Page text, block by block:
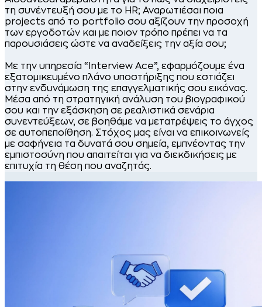
τη συνέντευξή σου με το HR; Αναρωτιέσαι ποια
projects από το portfolio σου αξίζουν την προσοχή
των εργοδοτών και με ποιον τρόπο πρέπει να τα
παρουσιάσεις ώστε να αναδείξεις την αξία σου;
Με την υπηρεσία “Interview Ace”, εφαρμόζουμε ένα
εξατομικευμένο πλάνο υποστήριξης που εστιάζει
στην ενδυνάμωση της επαγγελματικής σου εικόνας.
Μέσα από τη στρατηγική ανάλυση του βιογραφικού
σου και την εξάσκηση σε ρεαλιστικά σενάρια
συνεντεύξεων, σε βοηθάμε να μετατρέψεις το άγχος
σε αυτοπεποίθηση. Στόχος μας είναι να επικοινωνείς
με σαφήνεια τα δυνατά σου σημεία, εμπνέοντας την
εμπιστοσύνη που απαιτείται για να διεκδικήσεις με
επιτυχία τη θέση που αναζητάς.